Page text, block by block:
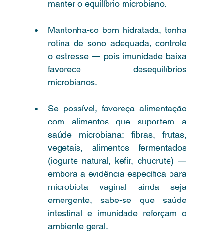
manter o equilíbrio microbiano.
Mantenha-se bem hidratada, tenha
rotina de sono adequada, controle
o estresse — pois imunidade baixa
favorece desequilíbrios
microbianos.
Se possível, favoreça alimentação
com alimentos que suportem a
saúde microbiana: fibras, frutas,
vegetais, alimentos fermentados
(iogurte natural, kefir, chucrute) —
embora a evidência específica para
microbiota vaginal ainda seja
emergente, sabe-se que saúde
intestinal e imunidade reforçam o
ambiente geral.